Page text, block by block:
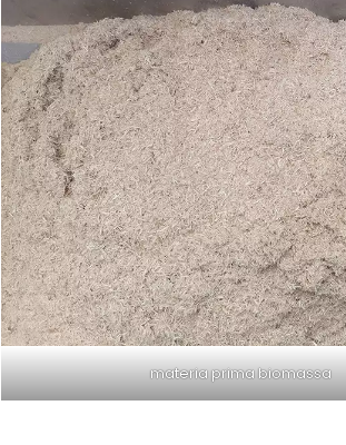
materia prima biomassa